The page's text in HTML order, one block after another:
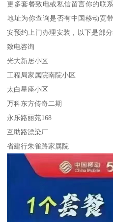
更多套餐致电或私信留言你的联
地址为你查询是否有中国移动宽
安预约上门办理安装，以下是部
致电咨询
光大新居小区
工程局家属院南院小区
太白星座小区
万科东方传奇二期
永乐路丽苑168
互助路漂染厂
省建行朱雀路家属院